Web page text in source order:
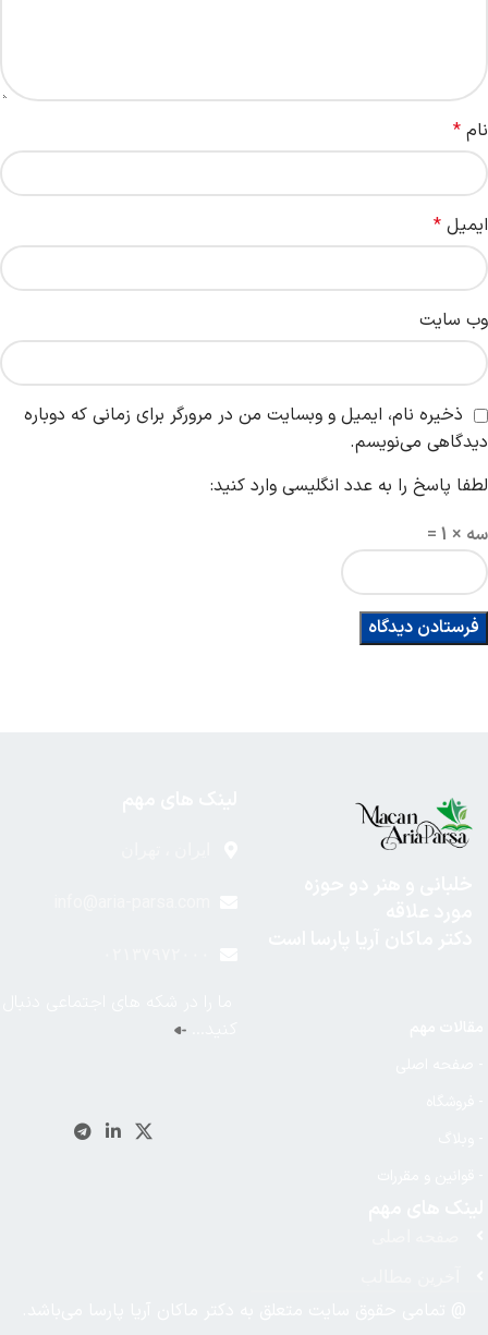
نام *
ایمیل *
وب‌ سایت
ذخیره نام، ایمیل و وبسایت من در مرورگر برای زمانی که دوباره
دیدگاهی می‌نویسم.
لطفا پاسخ را به عدد انگلیسی وارد کنید:
سه × 1 =
کنید…